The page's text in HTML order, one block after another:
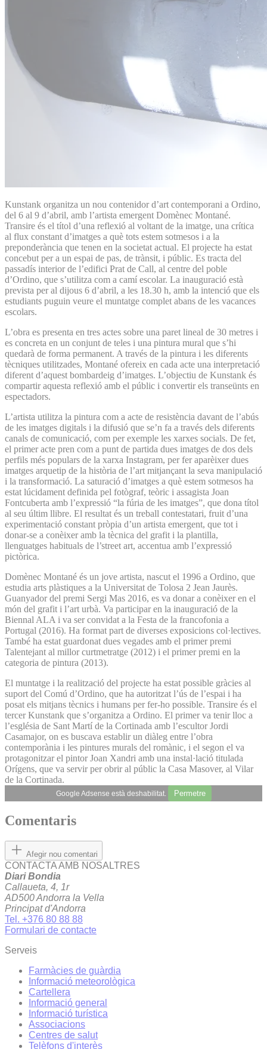
Kunstank organitza un nou contenidor d’art contemporani a Ordino,
del 6 al 9 d’abril, amb l’artista emergent Domènec Montané.
Transire és el títol d’una reflexió al voltant de la imatge, una crítica
al flux constant d’imatges a què tots estem sotmesos i a la
preponderància que tenen en la societat actual. El projecte ha estat
concebut per a un espai de pas, de trànsit, i públic. Es tracta del
passadís interior de l’edifici Prat de Call, al centre del poble
d’Ordino, que s’utilitza com a camí escolar. La inauguració està
prevista per al dijous 6 d’abril, a les 18.30 h, amb la intenció que els
estudiants puguin veure el muntatge complet abans de les vacances
escolars.
L’obra es presenta en tres actes sobre una paret lineal de 30 metres i
es concreta en un conjunt de teles i una pintura mural que s’hi
quedarà de forma permanent. A través de la pintura i les diferents
tècniques utilitzades, Montané ofereix en cada acte una interpretació
diferent d’aquest bombardeig d’imatges. L’objectiu de Kunstank és
compartir aquesta reflexió amb el públic i convertir els transeünts en
espectadors.
L’artista utilitza la pintura com a acte de resistència davant de l’abús
de les imatges digitals i la difusió que se’n fa a través dels diferents
canals de comunicació, com per exemple les xarxes socials. De fet,
el primer acte pren com a punt de partida dues imatges de dos dels
perfils més populars de la xarxa Instagram, per fer aparèixer dues
imatges arquetip de la història de l’art mitjançant la seva manipulació
i la transformació. La saturació d’imatges a què estem sotmesos ha
estat lúcidament definida pel fotògraf, teòric i assagista Joan
Fontcuberta amb l’expressió “la fúria de les imatges”, que dona títol
al seu últim llibre. El resultat és un treball contestatari, fruit d’una
experimentació constant pròpia d’un artista emergent, que tot i
donar-se a conèixer amb la tècnica del grafit i la plantilla,
llenguatges habituals de l’street art, accentua amb l’expressió
pictòrica.
Domènec Montané és un jove artista, nascut el 1996 a Ordino, que
estudia arts plàstiques a la Universitat de Tolo­sa 2 Jean Jaurès.
Guanyador del premi Sergi Mas 2016, es va donar a conèixer en el
món del grafit i l’art urbà. Va participar en la inauguració de la
Biennal ALA i va ser convidat a la Festa de la francofonia a
Portugal (2016). Ha format part de diverses exposicions col·lectives.
També ha estat guardonat dues vegades amb el primer premi
Talentejant al millor curtmetratge (2012) i el primer premi en la
categoria de pintura (2013).
El muntatge i la realització del projecte ha estat possible gràcies al
suport del Comú d’Ordino, que ha autoritzat l’ús de l’espai i ha
posat els mitjans tècnics i humans per fer-ho possible. Transire és el
tercer Kunstank que s’organitza a Ordino. El primer va tenir lloc a
l’església de Sant Martí de la Cortinada amb l’escultor Jordi
Casamajor, on es buscava establir un diàleg entre l’obra
contemporània i les pintures murals del romànic, i el segon el va
protagonitzar el pintor Joan Xandri amb una instal·lació titulada
Orígens, que va servir per obrir al públic la Casa Masover, al Vilar
de la Cortinada.
Google Adsense està deshabilitat. Permetre
Comentaris
Afegir nou comentari
CONTACTA AMB NOSALTRES
Diari Bondia
Callaueta, 4, 1r
AD500 Andorra la Vella
Principat d'Andorra
Tel. +376 80 88 88
Formulari de contacte
Serveis
Farmàcies de guàrdia
Informació meteorològica
Cartellera
Informació general
Informació turística
Associacions
Centres de salut
Telèfons d'interès